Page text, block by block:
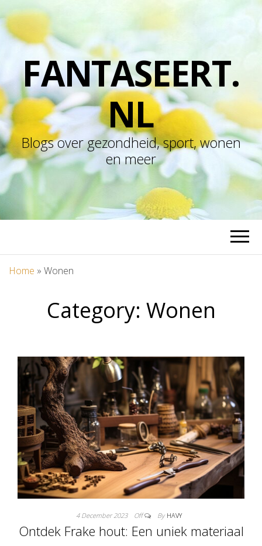
FANTASEERT.
NL
Blogs over gezondheid, sport, wonen
en meer
Home » Wonen
Category: Wonen
4 December 2023 Off By HAVY
Ontdek Frake hout: Een uniek materiaal